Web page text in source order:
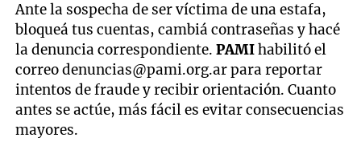
Ante la sospecha de ser víctima de una estafa,
bloqueá tus cuentas, cambiá contraseñas y hacé
la denuncia correspondiente.PAMIhabilitó el
correodenuncias@pami.org.arpara reportar
intentos de fraude y recibir orientación. Cuanto
antes se actúe, más fácil es evitar consecuencias
mayores.